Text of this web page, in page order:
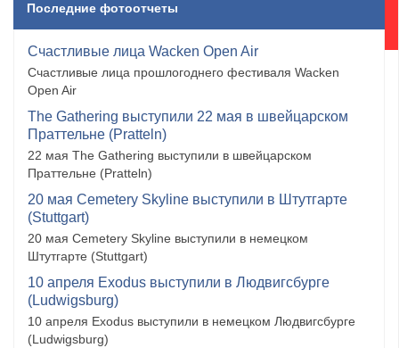
Последние фотоотчеты
Счастливые лица Wacken Open Air
Счастливые лица прошлогоднего фестиваля Wacken
Open Air
The Gathering выступили 22 мая в швейцарском
Праттельне (Pratteln)
22 мая The Gathering выступили в швейцарском
Праттельне (Pratteln)
20 мая Cemetery Skyline выступили в Штутгарте
(Stuttgart)
20 мая Cemetery Skyline выступили в немецком
Штутгарте (Stuttgart)
10 апреля Exodus выступили в Людвигсбурге
(Ludwigsburg)
10 апреля Exodus выступили в немецком Людвигсбурге
(Ludwigsburg)